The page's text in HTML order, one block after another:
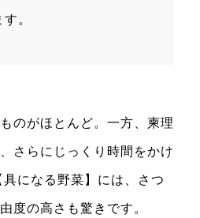
。
のがほとんど。一方、柬理
さらにじっくり時間をかけ
になる野菜】には、さつ
度の高さも驚きです。